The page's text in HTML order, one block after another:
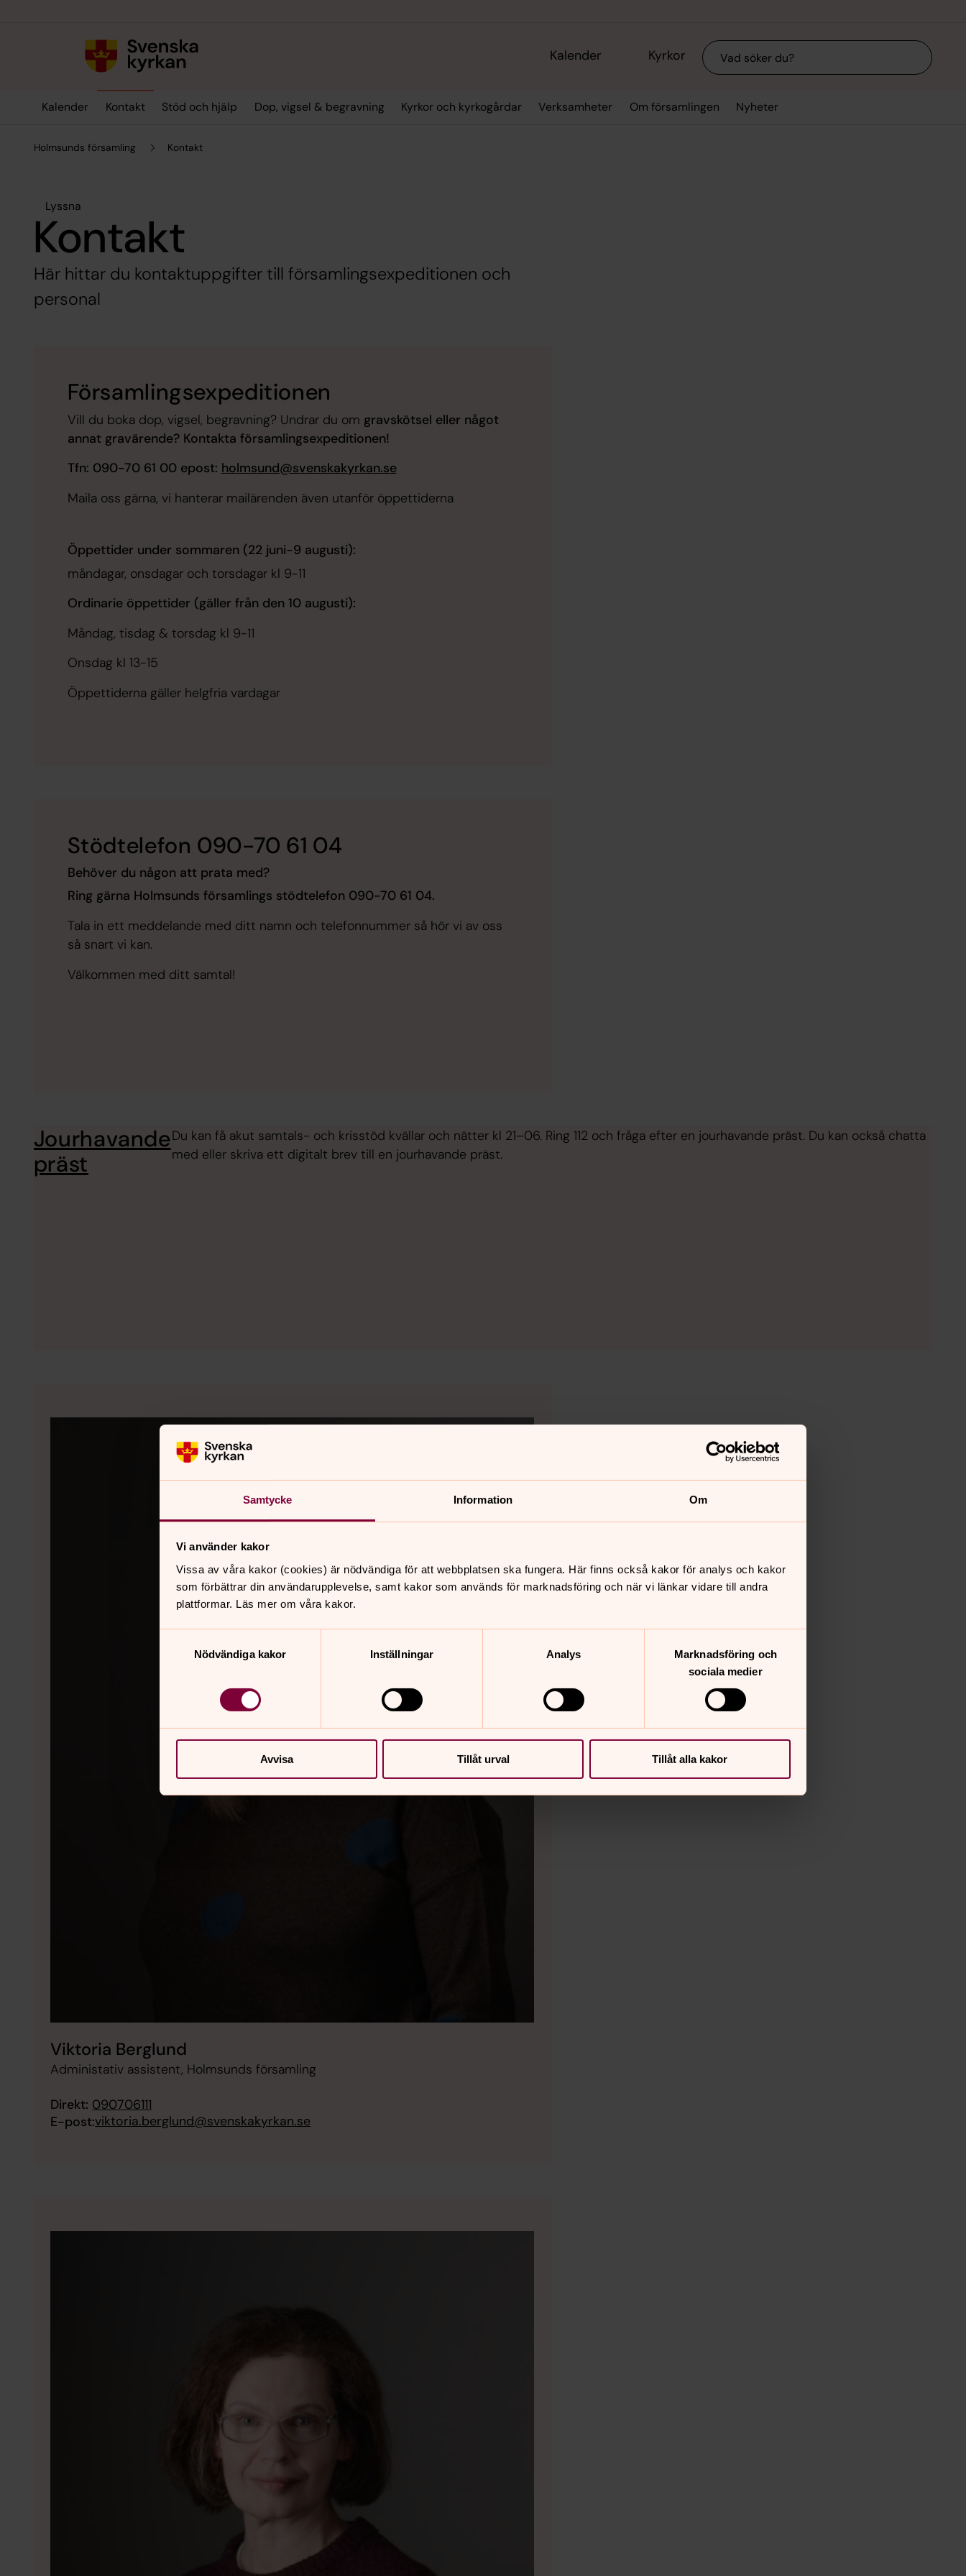
Samtycke Information Om
Vi använder kakor
Vissa av våra kakor (cookies) är nödvändiga för att webbplatsen ska fungera. Här finns också kakor för analys och kakor
som förbättrar din användarupplevelse, samt kakor som används för marknadsföring och när vi länkar vidare till andra
plattformar. Läs mer om våra kakor.
Nödvändiga kakor
Inställningar Analys
Marknadsföring och
sociala medier
Avvisa Tillåt urval Tillåt alla kakor
Kalender Kyrkor Sök
Kalender Kontakt Stöd och hjälp Dop, vigsel & begravning Kyrkor och kyrkogårdar Verksamheter Om församlingen Nyheter
Holmsunds församling Kontakt
Lyssna
Kontakt
Här hittar du kontaktuppgifter till församlingsexpeditionen och
personal
Församlingsexpeditionen
Vill du boka dop, vigsel, begravning? Undrar du om gravskötsel eller något
annat gravärende? Kontakta församlingsexpeditionen!
Tfn: 090-70 61 00 epost: holmsund@svenskakyrkan.se
Maila oss gärna, vi hanterar mailärenden även utanför öppettiderna
Öppettider under sommaren (22 juni-9 augusti):
måndagar, onsdagar och torsdagar kl 9-11
Ordinarie öppettider (gäller från den 10 augusti):
Måndag, tisdag & torsdag kl 9-11
Onsdag kl 13-15
Öppettiderna gäller helgfria vardagar
Stödtelefon 090-70 61 04
Behöver du någon att prata med?
Ring gärna Holmsunds församlings stödtelefon 090-70 61 04.
Tala in ett meddelande med ditt namn och telefonnummer så hör vi av oss
så snart vi kan.
Välkommen med ditt samtal!
Jourhavande
präst
Du kan få akut samtals- och krisstöd kvällar och nätter kl 21–06. Ring 112 och fråga efter en jourhavande präst. Du kan också chatta
med eller skriva ett digitalt brev till en jourhavande präst.
Viktoria Berglund
Administativ assistent, Holmsunds församling
Direkt: 090706111
E-post:viktoria.berglund@svenskakyrkan.se